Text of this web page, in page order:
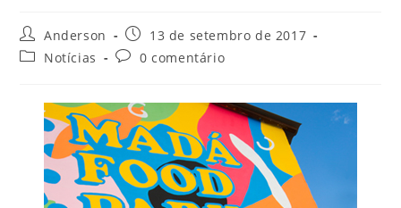
Anderson
13 de setembro de 2017
Notícias
0 comentário